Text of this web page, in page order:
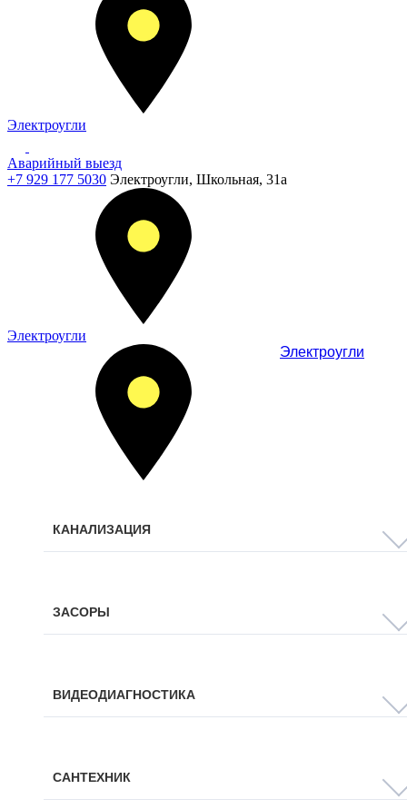
Электроугли
Аварийный выезд
+7 929 177 5030 Электроугли, Школьная, 31а
Электроугли
Электроугли
КАНАЛИЗАЦИЯ
ЗАСОРЫ
ВИДЕОДИАГНОСТИКА
САНТЕХНИК